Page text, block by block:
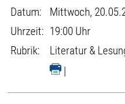
Datum:
Mittwoch,
Uhrzeit: 19:00 Uhr
Rubrik:
Literatur &
|